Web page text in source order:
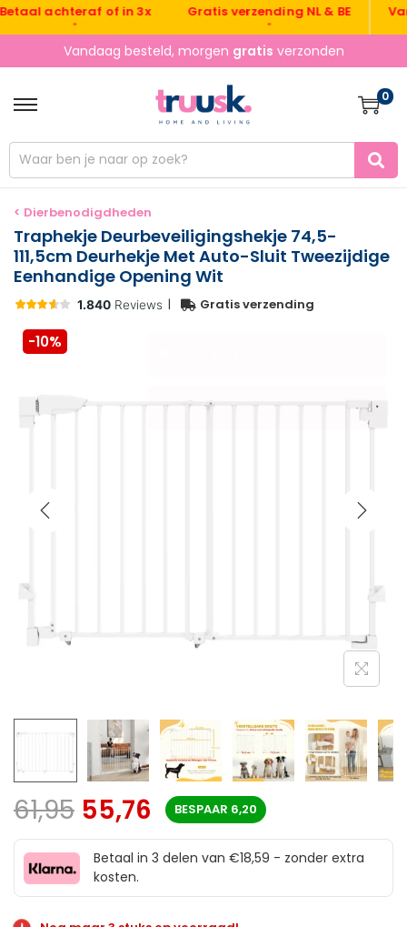
achteraf of in 3x Gratis verzending NL & BE
Vandaag besteld, morgen gratis verzonden
0
< Dierbenodigdheden
Traphekje Deurbeveiligingshekje 74,5-
111,5cm Deurhekje Met Auto-Sluit Tweezijdige
Eenhandige Opening Wit
| Gratis verzending
-10%
61,95 55,76 BESPAAR 6,20
Betaal in 3 delen van €18,59 - zonder extra
kosten.